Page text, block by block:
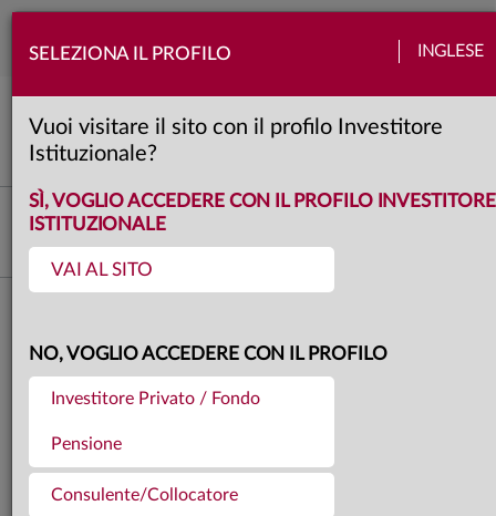
SELEZIONA IL PROFILO INGLESE
Vuoi visitare il sito con il profilo Investitore
Istituzionale?
SÌ, VOGLIO ACCEDERE CON IL PROFILO INVESTITORE
ISTITUZIONALE
VAI AL SITO
NO, VOGLIO ACCEDERE CON IL PROFILO
Investitore Privato / Fondo
Pensione
Consulente/Collocatore
5 minuti
OVERVIEW – ATTRAVERSO
LO STRETTO